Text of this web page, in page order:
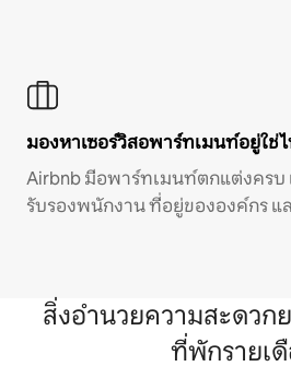
มองหาเซอร์วิสอพาร์ทเมนท์อยู่ใช่
Airbnb มีอพาร์ทเมนท์ตกแต่งครบ
รับรองพนักงาน ที่อยู่ขององค์กร แ
สิ่งอำนวยความสะดว
ที่พักรายเ